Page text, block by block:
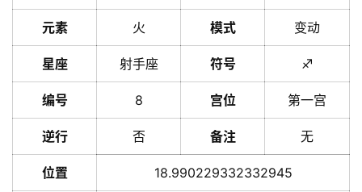
元素 火 模式 变动
星座 射手座 符号 ♐️
编号 8 宫位 第一宫
逆行 否 备注 无
位置 18.990229332332945